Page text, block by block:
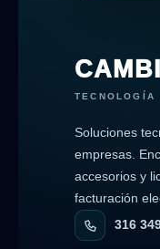
TECNOLOGÍA
Soluciones
empresas.
accesorios y
facturación
316